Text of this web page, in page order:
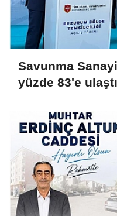
Savunma
yüzde 83'e